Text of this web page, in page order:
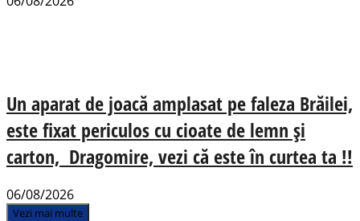
Un aparat de joacă amplasat pe faleza Brăilei,
este fixat periculos cu cioate de lemn și
carton, Dragomire, vezi că este în curtea ta !!
06/08/2026
Vezi mai multe